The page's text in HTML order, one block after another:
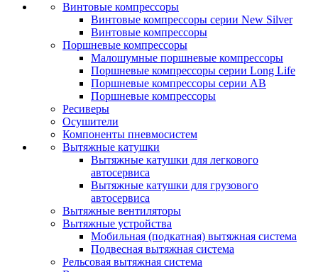
Винтовые компрессоры
Винтовые компрессоры серии New Silver
Винтовые компрессоры
Поршневые компрессоры
Малошумные поршневые компрессоры
Поршневые компрессоры серии Long Life
Поршневые компрессоры серии AB
Поршневые компрессоры
Ресиверы
Осушители
Компоненты пневмосистем
Вытяжные катушки
Вытяжные катушки для легкового
автосервиса
Вытяжные катушки для грузового
автосервиса
Вытяжные вентиляторы
Вытяжные устройства
Мобильная (подкатная) вытяжная система
Подвесная вытяжная система
Рельсовая вытяжная система